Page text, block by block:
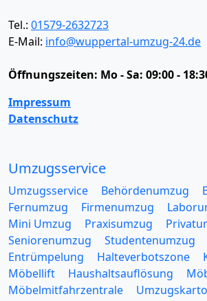
Tel.: 01579-2632723
E-Mail: info@wuppertal-umzug-24.de
Öffnungszeiten: Mo - Sa: 09:00 -
Impressum
Datenschutz
Umzugsservice
Umzugsservice Behördenumzug
Fernumzug
Firmenumzug
Mini Umzug
Praxisumzug
Seniorenumzug
Studentenumzug
Entrümpelung
Halteverbotszone
Möbellift
Haushaltsauflösung
Möbelmitfahrzentrale